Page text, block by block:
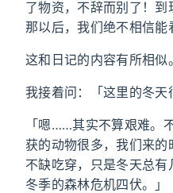
了物资，不辞而别了！
那以后，我们绝不相信能
这和日记的内容有所相似。
我接着问：「这里的冬天
「嗯……其实不算艰难。
获的动物很多，我们来
不缺吃穿，只是冬天总有
冬季的森林危机四伏。」